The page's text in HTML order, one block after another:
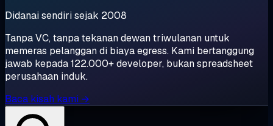
Didanai sendiri sejak 2008
Tanpa VC, tanpa tekanan dewan triwulanan untuk
memeras pelanggan di biaya egress. Kami bertanggung
jawab kepada 122.000+ developer, bukan spreadsheet
perusahaan induk.
Baca kisah kami →